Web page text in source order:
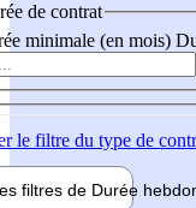
de contrat
minimale (en mois)
le filtre du type de
filtres de Durée hebdo